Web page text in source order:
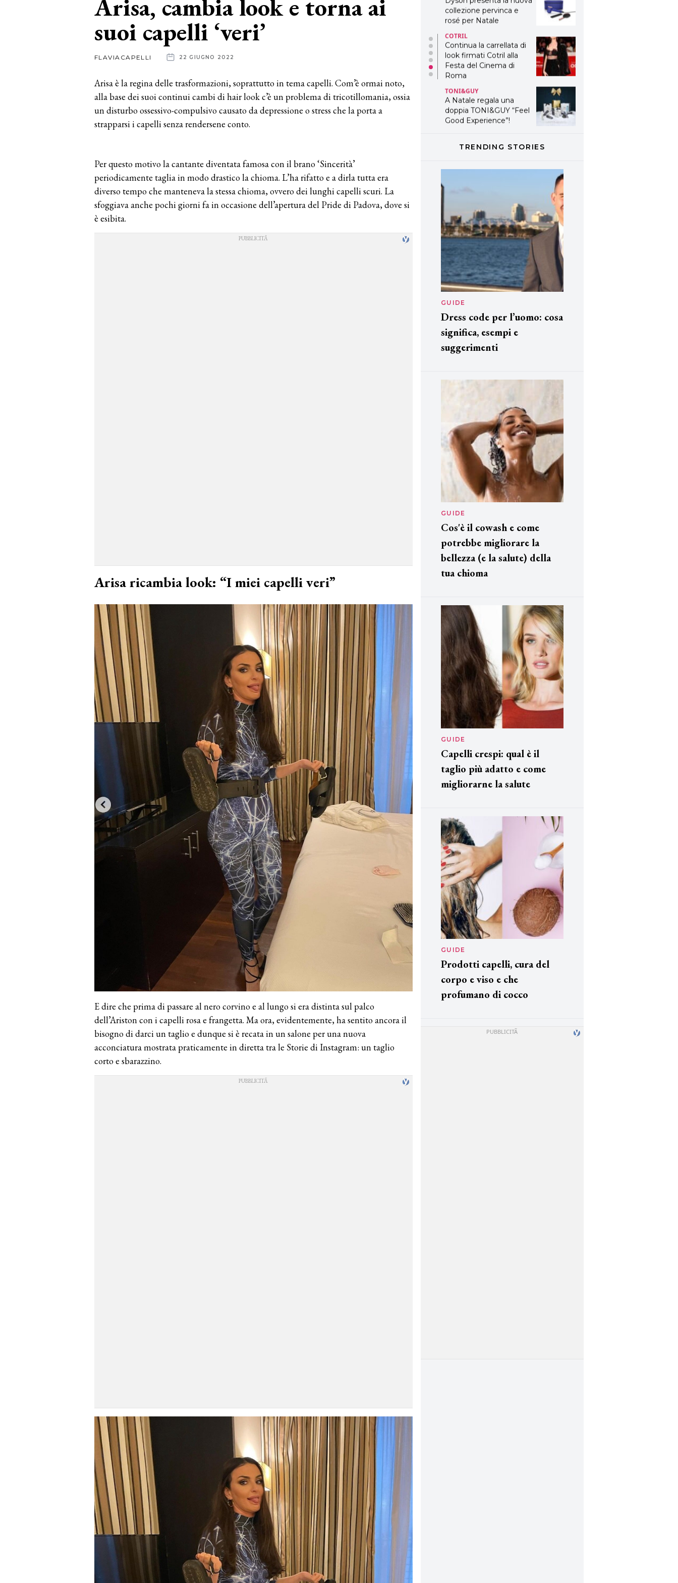
Arisa, cambia look e torna ai
suoi capelli ‘veri’
FLAVIACAPELLI 22 GIUGNO 2022
Arisa è la regina delle trasformazioni, soprattutto in tema capelli. Com’è ormai noto,
alla base dei suoi continui cambi di hair look c’è un problema di tricotillomania, ossia
un disturbo ossessivo-compulsivo causato da depressione o stress che la porta a
strapparsi i capelli senza rendersene conto.
Per questo motivo la cantante diventata famosa con il brano ‘Sincerità’
periodicamente taglia in modo drastico la chioma. L’ha rifatto e a dirla tutta era
diverso tempo che manteneva la stessa chioma, ovvero dei lunghi capelli scuri. La
sfoggiava anche pochi giorni fa in occasione dell’apertura del Pride di Padova, dove si
è esibita.
Arisa ricambia look: “I miei capelli veri”
E dire che prima di passare al nero corvino e al lungo si era distinta sul palco
dell’Ariston con i capelli rosa e frangetta. Ma ora, evidentemente, ha sentito ancora il
bisogno di darci un taglio e dunque si è recata in un salone per una nuova
acconciatura mostrata praticamente in diretta tra le Storie di Instagram: un taglio
corto e sbarazzino.
collezione pervinca e
rosé per Natale
COTRIL
Continua la carrellata di
look firmati Cotril alla
Festa del Cinema di
Roma
TONI&GUY
A Natale regala una
doppia TONI&GUY “Feel
Good Experience”!
LABEL.M lancia la sua
DAVINES
cofanetti beauty preziosi
per un regalo adatto ad
ogni capello
TRENDING STORIES
GUIDE
Dress code per l’uomo: cosa
significa, esempi e
suggerimenti
GUIDE
Cos'è il cowash e come
potrebbe migliorare la
bellezza (e la salute) della
tua chioma
GUIDE
Capelli crespi: qual è il
taglio più adatto e come
migliorarne la salute
GUIDE
Prodotti capelli, cura del
corpo e viso e che
profumano di cocco